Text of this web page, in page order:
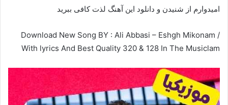
امیدوارم از شنیدن و دانلود این آهنگ لذت کافی ببرید
Download New Song BY : Ali Abbasi – Eshgh Mikonam /
With lyrics And Best Quality 320 & 128 In The Musiclam